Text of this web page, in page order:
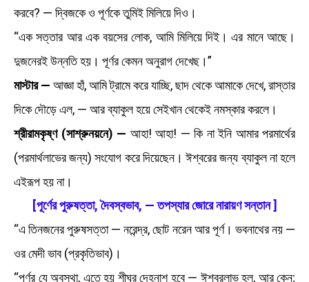
করবে? — দ্বিজকে ও পূর্ণকে তুমিই মিলিয়ে দিও।
“এক সত্তার আর এক বয়সের লোক, আমি মিলিয়ে দিই। এর মানে আছে।
দুজনেরই উন্নতি হয়। পূর্ণর কেমন অনুরাগ দেখেছ।”
মাস্টার — আজ্ঞা হাঁ, আমি ট্রামে করে যাচ্ছি, ছাদ থেকে আমাকে দেখে, রাস্তার
দিকে দৌড়ে এল, — আর ব্যাকুল হয়ে সেইখান থেকেই নমস্কার করলে।
শ্রীরামকৃষ্ণ (সাশ্রুনয়নে) — আহা! আহা! — কি না ইনি আমার পরমার্থের
(পরমার্থলাভের জন্য) সংযোগ করে দিয়েছেন। ঈশ্বরের জন্য ব্যাকুল না হলে
এইরূপ হয় না।
[পূর্ণের পুরুষত্তা, দৈবস্বভাব, — তপস্যার জোরে নারায়ণ সন্তান ]
“এ তিনজনের পুরুষসত্তা — নরেন্দ্র, ছোট নরেন আর পূর্ণ। ভবনাথের নয় —
ওর মেদী ভাব (প্রকৃতিভাব)।
“পূর্ণর যে অবস্থা, এতে হয় শীঘ্র দেহনাশ হবে — ঈশ্বরলাভ হল, আর কেন;